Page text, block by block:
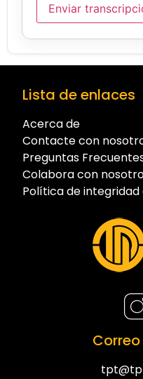
Enviar
Lista de enlaces
Acerca de
Contacte con
Preguntas
Colabora con
Política de integridad